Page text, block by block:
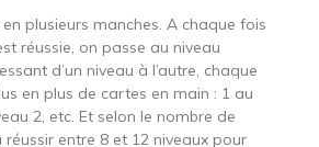
plusieurs manches. A chaque fois
réussie, on passe au niveau
d’un niveau à l’autre, chaque
en plus de cartes en main : 1 au
2, etc. Et selon le nombre de
réussir entre 8 et 12 niveaux pour